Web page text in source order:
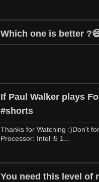
Which one is better
If Paul Walker plays
#shorts
Thanks for Watching :)Don't
Processor: Intel i5 1...
You need this level of